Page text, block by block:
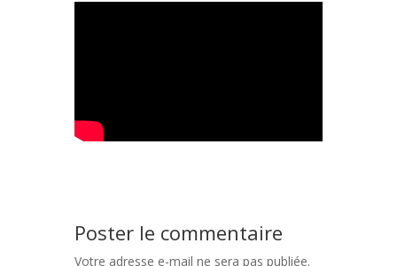
Poster le commentaire
Votre adresse e-mail ne sera pas publiée.